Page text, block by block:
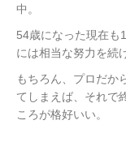
中。
54歳になった現在も
には相当な努力を続
もちろん、プロだか
てしまえば、それで
ころが格好いい。